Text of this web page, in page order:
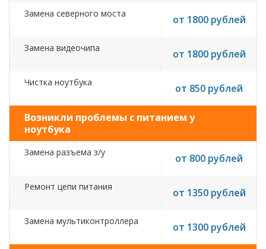
Замена северного моста от 1800 рублей
Замена видеочипа от 1800 рублей
Чистка ноутбука от 850 рублей
Возникли проблемы с питанием у
ноутбука
Замена разъема з/у от 800 рублей
Ремонт цепи питания от 1350 рублей
Замена мультиконтроллера от 1300 рублей